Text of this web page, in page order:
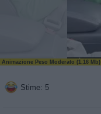
Animazione Peso Moderato (1.16 Mb)
Stime: 5